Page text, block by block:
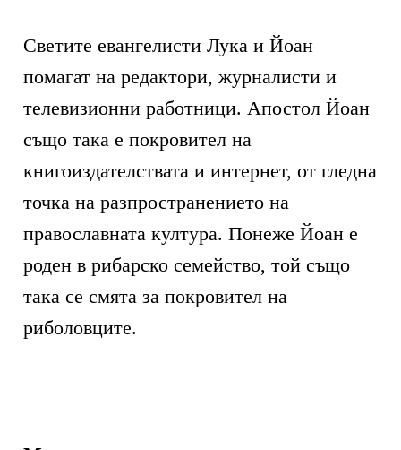
Светите евангелисти Лука и Йоан
помагат на редактори, журналисти и
телевизионни работници. Апостол Йоан
също така е покровител на
книгоиздателствата и интернет, от гледна
точка на разпространението на
православната култура. Понеже Йоан е
роден в рибарско семейство, той също
така се смята за покровител на
риболовците.